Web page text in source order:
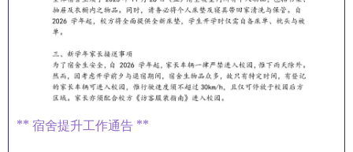
** 宿舍提升工作通告 **